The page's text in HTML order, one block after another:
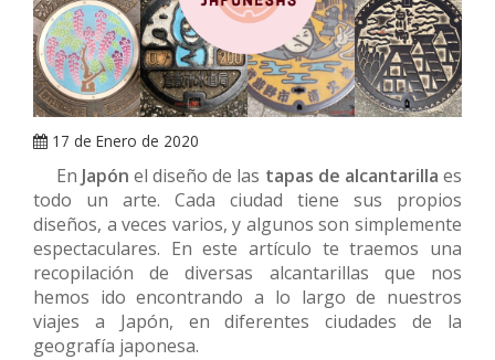
17 de Enero de 2020
En Japónel diseño de las tapas de alcantarillaes
todo un arte. Cada ciudad tiene sus propios
diseños, a veces varios, y algunos son simplemente
espectaculares. En este artículo te traemos una
recopilación de diversas alcantarillas que nos
hemos ido encontrando a lo largo de nuestros
viajes a Japón, en diferentes ciudades de la
geografía japonesa.